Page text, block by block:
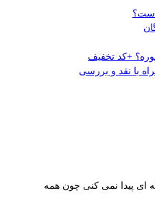
با نقد و بررسی
ای پیدا نمی کنی چون همه